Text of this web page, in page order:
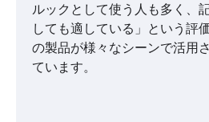
ルックとして使う人も多く、
しても適している」という評
の製品が様々なシーンで活用
ています。